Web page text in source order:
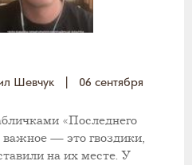
Шевчук
06 сентября
«Последнего
— это гвоздики,
на их месте. У